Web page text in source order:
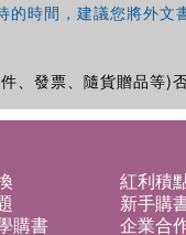
時間，建議您將外
發票、隨貨贈品等)
紅利積
新手購
購書
企業合